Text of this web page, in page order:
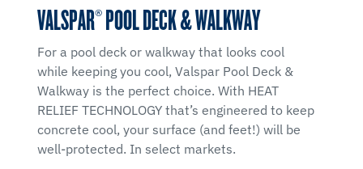
VALSPAR® POOL DECK & WALKWAY
For a pool deck or walkway that looks cool
while keeping you cool, Valspar Pool Deck &
Walkway is the perfect choice. With HEAT
RELIEF TECHNOLOGY that’s engineered to keep
concrete cool, your surface (and feet!) will be
well-protected. In select markets.